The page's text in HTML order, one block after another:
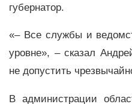
губернатор.
«– Все службы и
уровне», – сказал
не допустить
В администрации